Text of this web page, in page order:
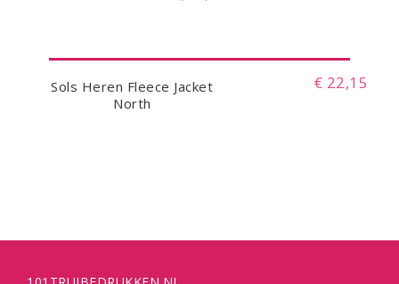
Sols Heren Fleece Jacket
North
€ 22,15